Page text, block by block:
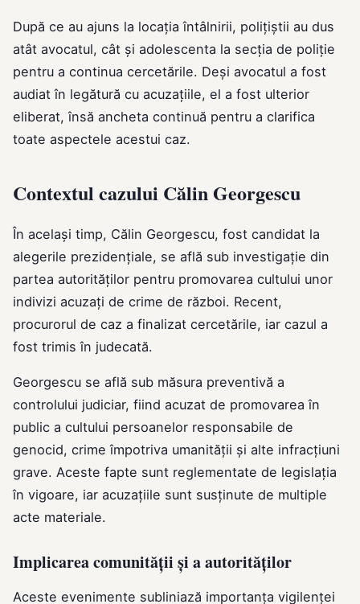
După ce au ajuns la locația întâlnirii, polițiștii au dus
atât avocatul, cât și adolescenta la secția de poliție
pentru a continua cercetările. Deși avocatul a fost
audiat în legătură cu acuzațiile, el a fost ulterior
eliberat, însă ancheta continuă pentru a clarifica
toate aspectele acestui caz.
Contextul cazului Călin Georgescu
În același timp, Călin Georgescu, fost candidat la
alegerile prezidențiale, se află sub investigație din
partea autorităților pentru promovarea cultului unor
indivizi acuzați de crime de război. Recent,
procurorul de caz a finalizat cercetările, iar cazul a
fost trimis în judecată.
Georgescu se află sub măsura preventivă a
controlului judiciar, fiind acuzat de promovarea în
public a cultului persoanelor responsabile de
genocid, crime împotriva umanității și alte infracțiuni
grave. Aceste fapte sunt reglementate de legislația
în vigoare, iar acuzațiile sunt susținute de multiple
acte materiale.
Implicarea comunității și a autorităților
Aceste evenimente subliniază importanța vigilenței